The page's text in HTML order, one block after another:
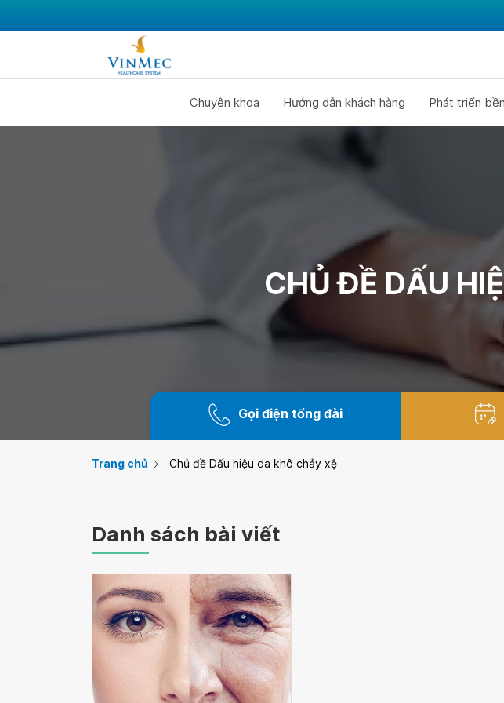
Chuyên khoa Hướng dẫn khách hàng Phát triển
CHỦ ĐỀ DẤU
Gọi điện tổng đài
Trang chủ Chủ đề Dấu hiệu da khô chảy xệ
Danh sách bài viết